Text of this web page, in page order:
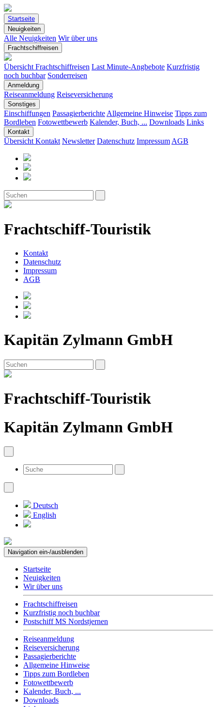
Startseite
Neuigkeiten
Alle Neuigkeiten Wir über uns
Frachtschiffreisen
Übersicht Frachtschiffreisen Last Minute-Angbebote Kurzfristig
noch buchbar Sonderreisen
Anmeldung
Reiseanmeldung Reiseversicherung
Sonstiges
Einschiffungen Passagierberichte Allgemeine Hinweise Tipps zum
Bordleben Fotowettbewerb Kalender, Buch, ... Downloads Links
Kontakt
Übersicht Kontakt Newsletter Datenschutz Impressum AGB
Frachtschiff-Touristik
Kontakt
Datenschutz
Impressum
AGB
Kapitän Zylmann GmbH
Frachtschiff-Touristik
Kapitän Zylmann GmbH
Deutsch
English
Navigation ein-/ausblenden
Startseite
Neuigkeiten
Wir über uns
Frachtschiffreisen
Kurzfristig noch buchbar
Postschiff MS Nordstjernen
Reiseanmeldung
Reiseversicherung
Passagierberichte
Allgemeine Hinweise
Tipps zum Bordleben
Fotowettbewerb
Kalender, Buch, ...
Downloads